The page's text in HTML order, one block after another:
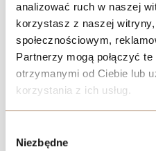
analizować ruch w naszej
korzystasz z naszej
społecznościowym,
Partnerzy mogą połączyć
otrzymanymi od Ciebie lub
korzystania z ich usług.
process your information.
zgody
Niezbędne
ZNAJDŹ MIESZKANIE
UMÓW SPOTKANIE I WEJDŹ